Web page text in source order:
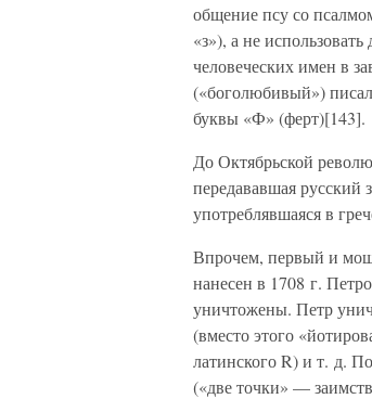
общение псу со
«з»), а не
человеческих имен в
(«боголюбивый»)
буквы «Ф» (ферт)[143].
До Октябрьской
передававшая русский
употреблявшаяся в
Впрочем, первый и
нанесен в 1708 г.
уничтожены. Петр
(вместо этого
латинского R) и т. д.
(«две точки» —